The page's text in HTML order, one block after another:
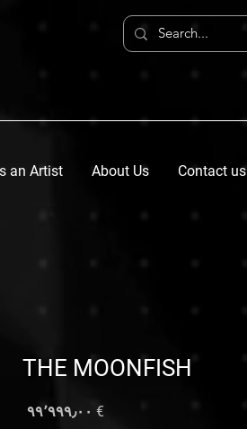
an Artist About Us Contact us
THE MOONFISH
€ ۹۹٬۹۹۹٫۰۰ Price